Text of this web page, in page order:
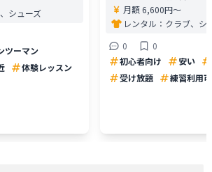
シューズ
ツーマン
体験レッスン
月額 6,600円〜
レンタル： クラブ、シ
0
0
初心者向け
安い
受け放題
練習利用可